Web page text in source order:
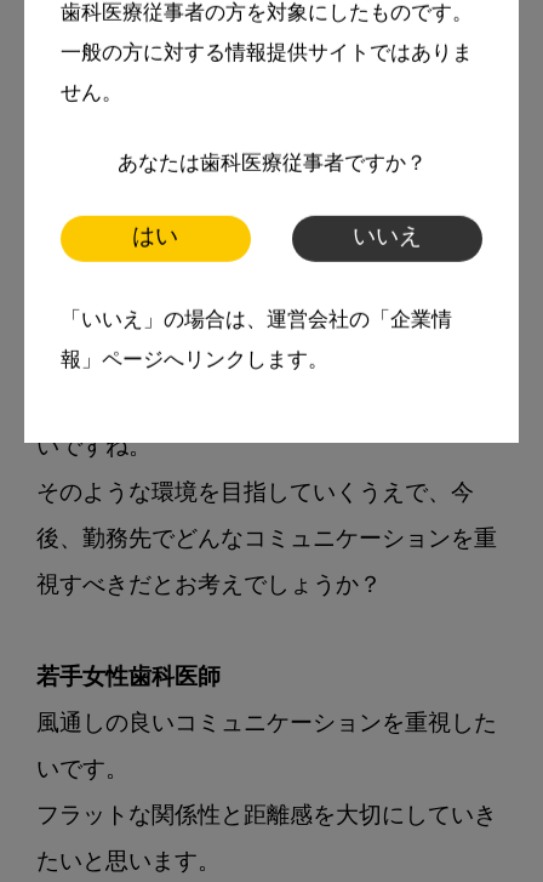
歯科医療従事者の方を対象にしたものです。
一般の方に対する情報提供サイトではありま
せん。
あなたは歯科医療従事者ですか？
はい いいえ
「いいえ」の場合は、運営会社の「企業情
報」ページへリンクします。
と思います。
す。気を遣われると仕事もやりにくいと感じ
るため、分け隔てなく話せる環境が望ましい
です。
インタビュアー
いですね。
そのような環境を目指していくうえで、今
後、勤務先でどんなコミュニケーションを重
視すべきだとお考えでしょうか？
若手女性歯科医師
風通しの良いコミュニケーションを重視した
いです。
フラットな関係性と距離感を大切にしていき
たいと思います。